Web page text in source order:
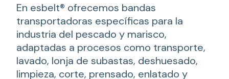
En esbelt® ofrecemos bandas
transportadoras específicas para la
industria del pescado y marisco,
adaptadas a procesos como transporte,
lavado, lonja de subastas, deshuesado,
limpieza, corte, prensado, enlatado y